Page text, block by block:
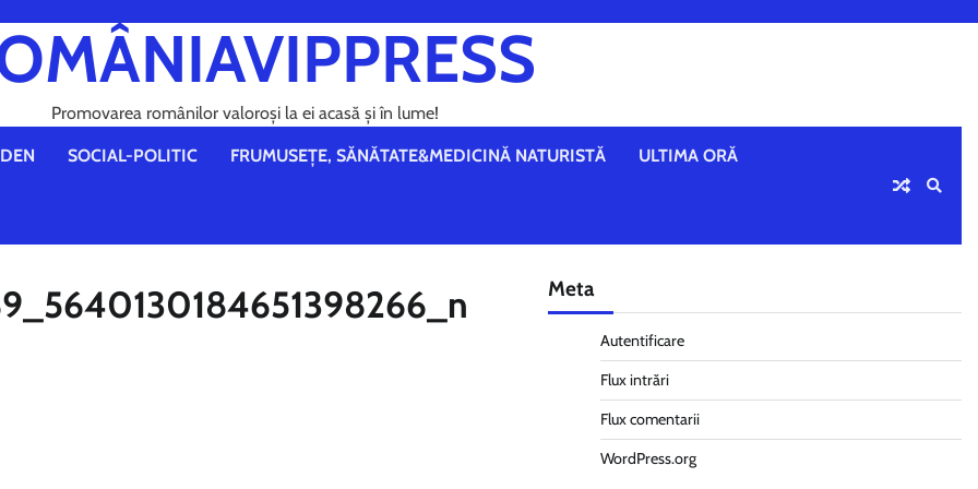
Promovarea românilor valoroși la ei acasă și în lume!
SOCIAL-POLITIC FRUMUSEȚE, SĂNĂTATE&MEDICINĂ NATURISTĂ ULTIMA ORĂ
Meta
Autentificare
Flux intrări
Flux comentarii
WordPress.org